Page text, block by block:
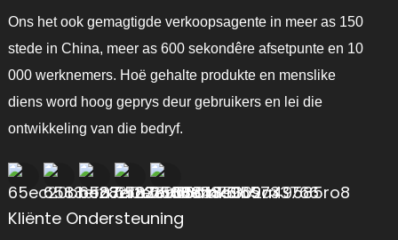
Ons het ook gemagtigde verkoopsagente in meer as 150
stede in China, meer as 600 sekondêre afsetpunte en 10
000 werknemers. Hoë gehalte produkte en menslike
diens word hoog geprys deur gebruikers en lei die
ontwikkeling van die bedryf.
Kliënte Ondersteuning